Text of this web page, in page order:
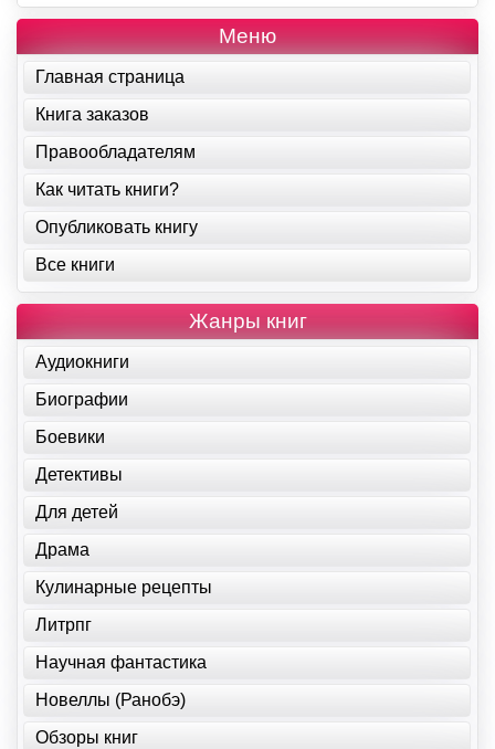
Меню
Главная страница
Книга заказов
Правообладателям
Как читать книги?
Опубликовать книгу
Все книги
Жанры книг
Аудиокниги
Биографии
Боевики
Детективы
Для детей
Драма
Кулинарные рецепты
Литрпг
Научная фантастика
Новеллы (Ранобэ)
Обзоры книг